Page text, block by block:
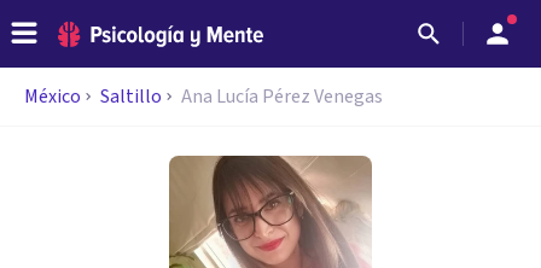
México Saltillo Ana Lucía Pérez Venegas